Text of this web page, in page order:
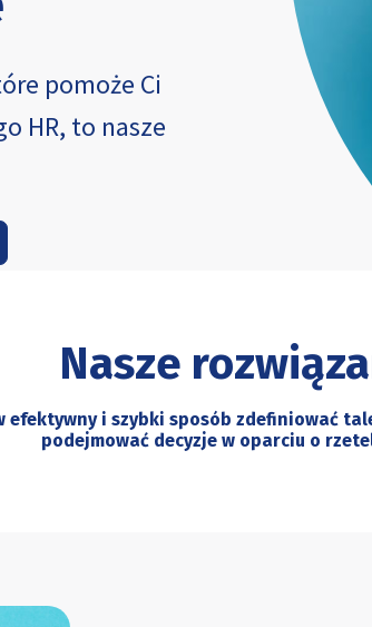
pomoże Ci
HR, to nasze
Photo of
color
Nasze
i szybki sposób zdefiniować
podejmować decyzje w oparciu o